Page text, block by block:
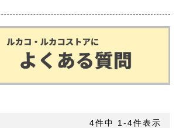
4件中 1 -4件表示